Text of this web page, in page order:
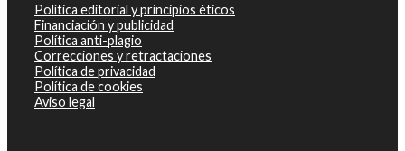
Política editorial y principios éticos
Financiación y publicidad
Política anti-plagio
Correcciones y retractaciones
Política de privacidad
Política de cookies
Aviso legal